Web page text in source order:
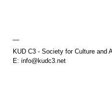
—
KUD C3 - Society for Culture and
E: info@kudc3.net